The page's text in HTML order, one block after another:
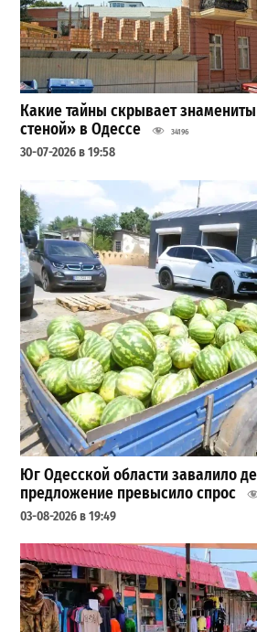
Какие тайны скрывает
стеной» в Одессе
34196
30-07-2026 в 19:58
Юг Одесской области завалило
предложение превысило спрос
03-08-2026 в 19:49